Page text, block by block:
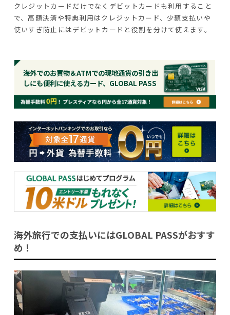
クレジットカードだけでなくデビットカードも利用すること
で、高額決済や特典利用はクレジットカード、少額支払いや
使いすぎ防止にはデビットカードと役割を分けて使えます。
海外でのお買物＆ATMでの現地通貨の引き出
しにも便利に使えるカード、GLOBAL PASS
海外旅行での支払いにはGLOBAL PASSがおすす
め！